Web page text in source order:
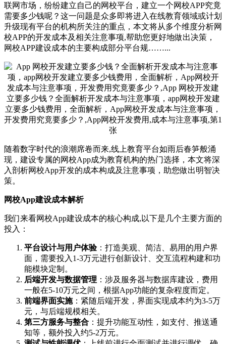
联网市场，纷纷建立自己的网校平台，建立一个网校APP究竟
需要多少钱呢？这一问题是众多即将进入在线教育领域或计划
升级现有平台的机构所关注的重点，本文将从多个维度分析网
校APP的开发成本及相关注意事项,帮助您更好地做出决策，
网校APP建设成本的主要构成部分平台规……...
随着数字时代的浪潮席卷而来,线上教育平台如雨后春笋般涌
现，建设专属的网校App成为教育机构的热门选择，本文将深
入剖析网校App开发的成本构成及注意事项，助您做出明智决
策。
网校App建设成本解析
我们来看网校App建设成本的核心构成,以下是几个主要方面的
投入：
平台设计与用户体验：打造美观、简洁、易用的用户界
面，需要投入1-3万元进行创新设计、交互流程构建和功
能模块定制。
后端开发与数据管理 ：涉及服务器与数据库建设，费用
一般在5-10万元之间，根据App功能的复杂程度而定。
前端界面实施：紧随后端开发，界面实现成本约为3-5万
元，与后端规模相关。
第三方服务与整合 ：提升功能互动性，如支付、推送通
知等，额外投入约5-2万元。